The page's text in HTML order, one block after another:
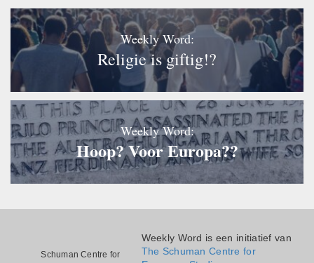
Weekly Word:
Religie is giftig!?
Weekly Word:
Hoop? Voor Europa??
Schuman Centre for
Weekly Word is een initiatief van
The Schuman Centre for